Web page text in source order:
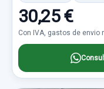
30,25 €
Con IVA, gastos de envio